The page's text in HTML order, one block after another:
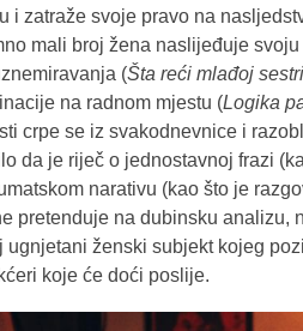
i zatraže svoje pravo na
mali broj žena naslijeđuje
(Šta reći mlađoj
na radnom mjestu (Logika
crpe se iz svakodnevnice i
da je riječ o jednostavnoj frazi
narativu (kao što je
pretenduje na dubinsku analizu,
ugnjetani ženski subjekt kojeg
koje će doći poslije.